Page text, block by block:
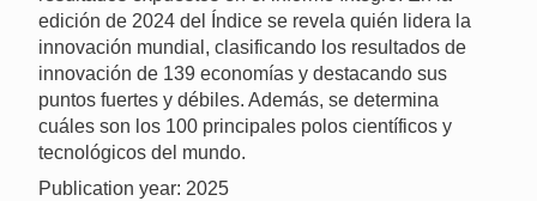
edición de 2024 del Índice se revela quién lidera la
innovación mundial, clasificando los resultados de
innovación de 139 economías y destacando sus
puntos fuertes y débiles. Además, se determina
cuáles son los 100 principales polos científicos y
tecnológicos del mundo.
Publication year: 2025